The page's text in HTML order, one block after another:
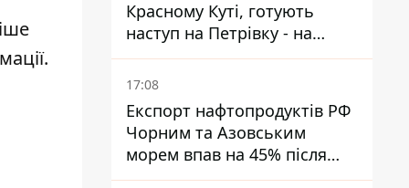
Красному Куті, готують
наступ на Петрівку - на
Дружківському напрямку є
загроза обходу позицій ЗСУ
17:08
Експорт нафтопродуктів РФ
Чорним та Азовським
морем впав на 45% після
ударів України